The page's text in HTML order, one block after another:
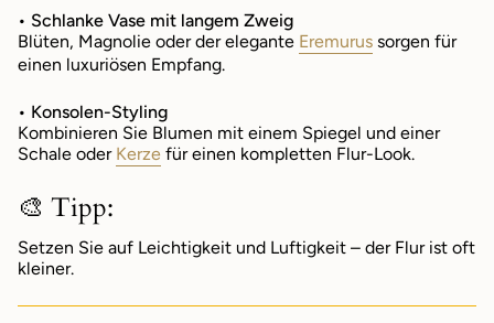
• Schlanke Vase mit langem Zweig
Blüten, Magnolie oder der elegante Eremurus sorgen für
einen luxuriösen Empfang.
• Konsolen-Styling
Kombinieren Sie Blumen mit einem Spiegel und einer
Schale oder Kerze für einen kompletten Flur-Look.
🎨 Tipp:
Setzen Sie auf Leichtigkeit und Luftigkeit – der Flur ist oft
kleiner.